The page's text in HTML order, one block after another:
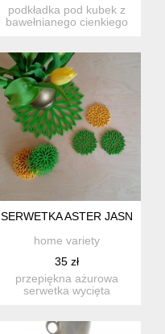
podkładka pod kubek z
bawełnianego cienkiego
SERWETKA ASTER JASNA
home variety
35 zł
przepiękna ażurowa
serwetka wycięta